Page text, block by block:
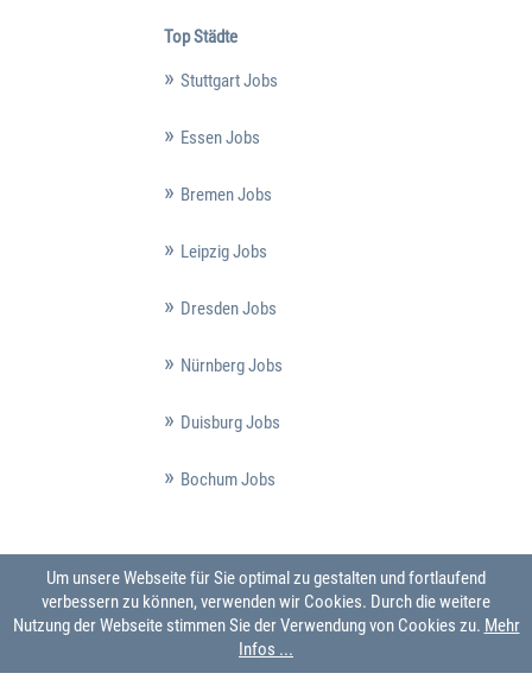
Top Städte
Stuttgart Jobs
Essen Jobs
Bremen Jobs
Leipzig Jobs
Dresden Jobs
Nürnberg Jobs
Duisburg Jobs
Bochum Jobs
Um unsere Webseite für Sie optimal zu gestalten und fortlaufend
verbessern zu können, verwenden wir Cookies. Durch die weitere
Nutzung der Webseite stimmen Sie der Verwendung von Cookies zu. Mehr
Infos ...